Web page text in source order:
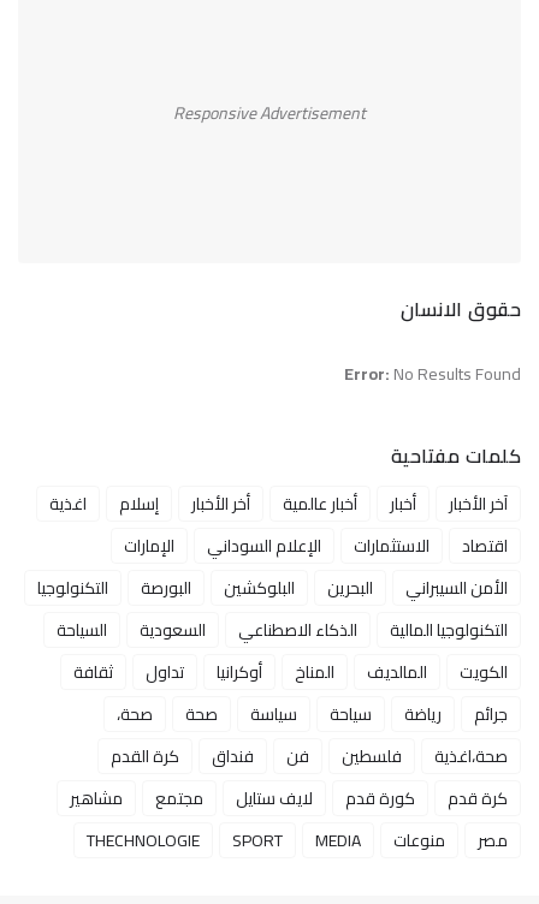
Responsive Advertisement
حقوق الانسان
Error:No Results Found
كلمات مفتاحية
آخر الأخبار أخبار أخبار عالمية أخر الأخبار إسلام
اغذية
اقتصاد
الاستثمارات الإعلام السوداني
الإمارات
الأمن السيبراني
البحرين البلوكشين البورصة
التكنولوجيا
التكنولوجيا المالية
الذكاء الاصطناعي السعودية
السياحة
الكويت
المالديف المناخ أوكرانيا تداول
ثقافة
جرائم
رياضة سياحة سياسة صحة
صحة،
صحة،اغذية
فلسطين فن فنداق
كرة القدم
كرة قدم
كورة قدم لايف ستايل مجتمع
مشاهير
مصر
منوعات MEDIA
SPORT
THECHNOLOGIE